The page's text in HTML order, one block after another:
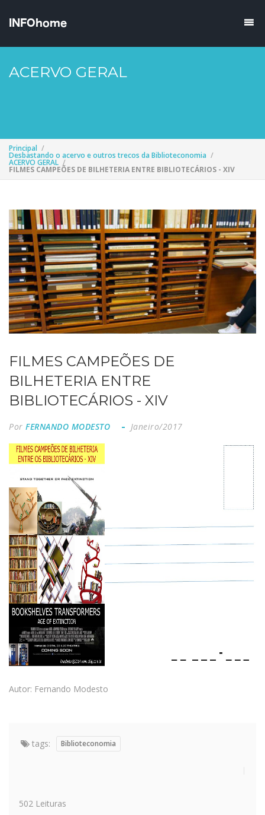
ACERVO GERAL
Principal
Desbastando o acervo e outros trecos da Biblioteconomia
ACERVO GERAL
FILMES CAMPEÕES DE BILHETERIA ENTRE BIBLIOTECÁRIOS - XIV
FILMES CAMPEÕES DE
BILHETERIA ENTRE
BIBLIOTECÁRIOS - XIV
Por FERNANDO MODESTO Janeiro/2017
Autor: Fernando Modesto
tags: Biblioteconomia
502 Leituras